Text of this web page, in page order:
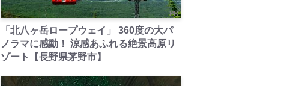
PR
「北八ヶ岳ロープウェイ」 360度の大パ
ノラマに感動！ 涼感あふれる絶景高原リ
ゾート【長野県茅野市】